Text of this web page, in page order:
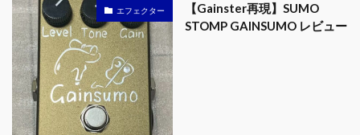
エフェクター
【Gainster再現】SUMO
STOMP GAINSUMO レビュー